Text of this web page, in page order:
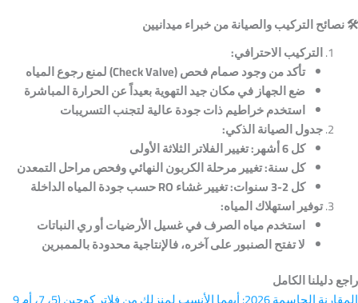
🛠️نصائح التركيب والصيانة من خبراء ميدانيين
التركيب الاحترافي:
تأكد من وجود صمام فحص (Check Valve)
لمنع رجوع المياه
ضع الجهاز في مكان جيد التهوية بعيداً عن الحرارة المباشرة
استخدم خراطيم ذات جودة عالية لتجنب التسريبات
جدول الصيانة الذكي:
كل 6 أشهر:
تغيير الفلاتر الثلاثة الأولى
كل سنة:تغيير مرحلة الكربون النهائي وفحص مراحل التمعدن
كل 2-3 سنوات:
تغيير غشاء RO
حسب جودة المياه الداخلة
توفير استهلاك المياه:
استخدم مياه الصرف في غسيل الأرضيات أو ري النباتات
لا تفتح الصنبور على آخره، فالإنتاجية محدودة بالممبرين
راجع دليلنا الكامل